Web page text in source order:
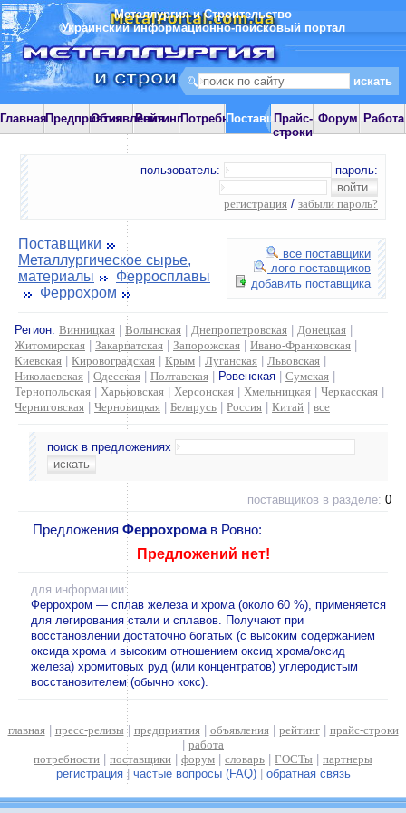
Металлургия и Строительство
Украинский информационно-поисковый портал
ГлавнаяПредприятияОбъявления
РейтингПотребностиПоставщики
Прайс-
строки
Форум Работа
пользователь: пароль:
регистрация / забыли пароль?
все поставщики
лого поставщиков
добавить поставщика
Поставщики
Металлургическое сырье,
материалы
Ферросплавы
Феррохром
Регион: Винницкая Волынская Днепропетровская Донецкая
Житомирская
Закарпатская Запорожская Ивано-Франковская
Киевская
Кировоградская Крым Луганская Львовская
Николаевская
Одесская Полтавская Ровенская Сумская
Тернопольская
Харьковская Херсонская Хмельницкая Черкасская
Черниговская
Черновицкая Беларусь Россия Китай все
поиск в предложениях
поставщиков в разделе: 0
Предложения Феррохромав Ровно:
Предложений нет!
для информации:
Феррохром — сплав железа и хрома (около 60 %), применяется
для легирования стали и сплавов. Получают при
восстановлении достаточно богатых (с высоким содержанием
оксида хрома и высоким отношением оксид хрома/оксид
железа) хромитовых руд (или концентратов) углеродистым
восстановителем (обычно кокс).
главная| пресс-релизы | предприятия| объявления| рейтинг| прайс-строки
работа
потребности
поставщики форум словарь ГОСТы
партнеры
регистрация| частые вопросы (FAQ)| обратная связь